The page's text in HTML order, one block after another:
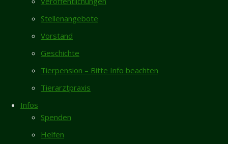
Stellenangebote
Vorstand
Geschichte
Tierpension – Bitte Info beachten
Tierarztpraxis
Infos
Spenden
Helfen
30.03.2026
30.03.2026
Allgemeines
Sonntagmittag,
29.3.26,
gegen 14.30
Bereich der
Neueste Beiträge
Vermisst 5.8. – Kater Morty in Hasede
Neues Zuhause – Katzen Fynn und Loki
(ehem. Aimee und Armin) grüßen
überglücklich
Vermisst- Nymphensittich aus Garmissen